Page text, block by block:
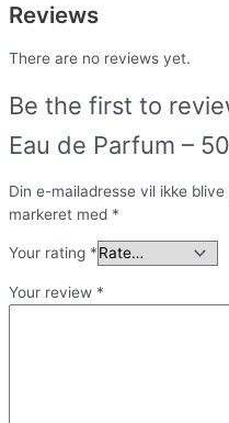
Reviews
There are no reviews yet.
Be the first to
Eau de Parfum –
Din e-mailadresse vil ikke
markeret med *
Your rating *
Your review *